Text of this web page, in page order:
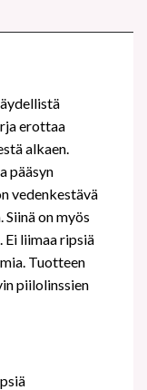
erottaa
alkaen.
pääsyn
vedenkestävä
Siinä on myös
liimaa ripsiä
Tuotteen
piilolinssien